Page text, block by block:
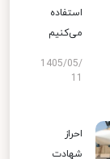
استفاده
می‌کنیم
1405/05/
احراز
شهادت